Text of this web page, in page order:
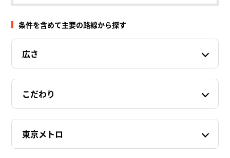
条件を含めて主要の路線から探す
広さ
こだわり
東京メトロ